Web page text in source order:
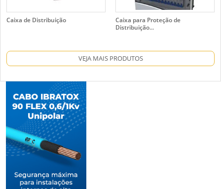
Caixa de Distribuição
Caixa para Proteção de
Distribuição...
VEJA MAIS PRODUTOS